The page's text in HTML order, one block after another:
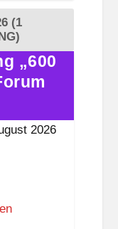
(1
„600
2026